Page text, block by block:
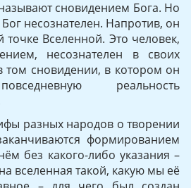
сновидением Бога. Но
несознателен. Напротив, он
точке Вселенной. Это человек,
несознателен в своих
том сновидении, в котором он
реальность
разных народов о творении
формированием
без какого-либо указания –
вселенная такой, какую мы её